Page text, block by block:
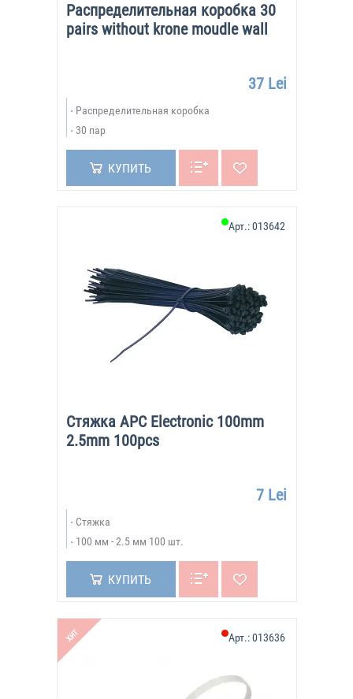
Распределительная коробка 30
pairs without krone moudle wall
37 Lei
Распределительная коробка
30 пар
КУПИТЬ
Стяжка APC Electronic 100mm
2.5mm 100pcs
Арт.:013642
7 Lei
Стяжка
100 мм - 2.5 мм 100 шт.
КУПИТЬ
ХИТ Арт.:013636